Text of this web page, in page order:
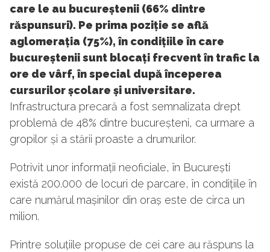
care le au bucureștenii (66% dintre
răspunsuri). Pe prima poziție se află
aglomerația (75%), în condițiile în care
bucureștenii sunt blocați frecvent în trafic la
ore de vârf, în special după începerea
cursurilor școlare și universitare.
Infrastructura precară a fost semnalizata drept
problemă de 48% dintre bucureșteni, ca urmare a
gropilor și a stării proaste a drumurilor.
Potrivit unor informații neoficiale, în București
există 200.000 de locuri de parcare, în condițiile în
care numărul mașinilor din oraș este de circa un
milion.
Printre soluțiile propuse de cei care au răspuns la